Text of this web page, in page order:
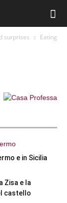
surprises
Eating
e in Sicilia
Zisa e la
castello